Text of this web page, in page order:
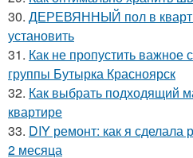
30. ДЕРЕВЯННЫЙ пол в
установить
31. Как не пропустить важное
группы Бутырка Красноярск
32. Как выбрать подходящий
квартире
33. DIY ремонт: как я сделала
2 месяца